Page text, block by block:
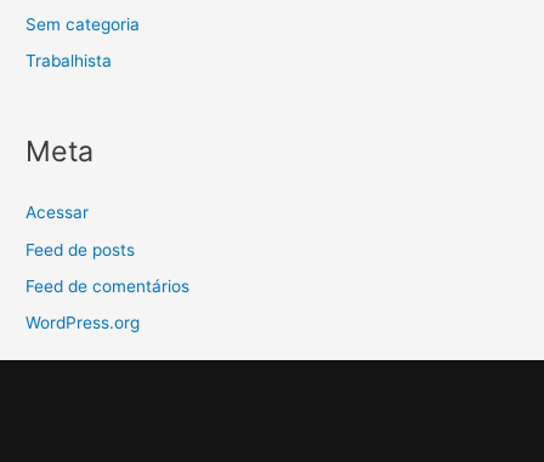
Sem categoria
Trabalhista
Meta
Acessar
Feed de posts
Feed de comentários
WordPress.org